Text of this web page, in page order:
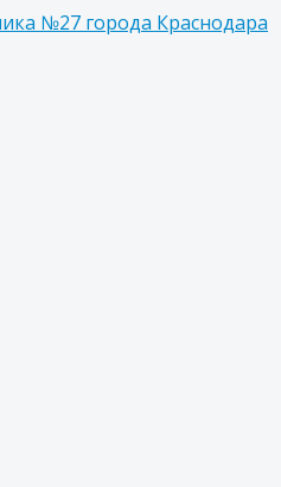
№27 города Краснодара